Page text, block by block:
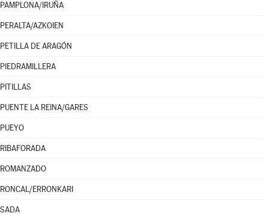
PAMPLONA/IRUÑA
PERALTA/AZKOIEN
PETILLA DE ARAGÓN
PIEDRAMILLERA
PITILLAS
PUENTE LA REINA/GARES
PUEYO
RIBAFORADA
ROMANZADO
RONCAL/ERRONKARI
SADA